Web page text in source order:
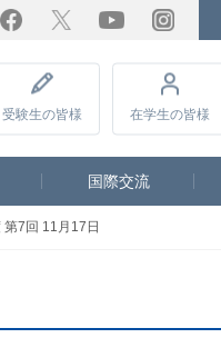
Facebook Twitter YouTube
受験生の皆様 在学生の皆様
国際交流
第7回 11月17日